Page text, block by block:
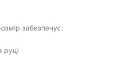
забезпечує:
руці